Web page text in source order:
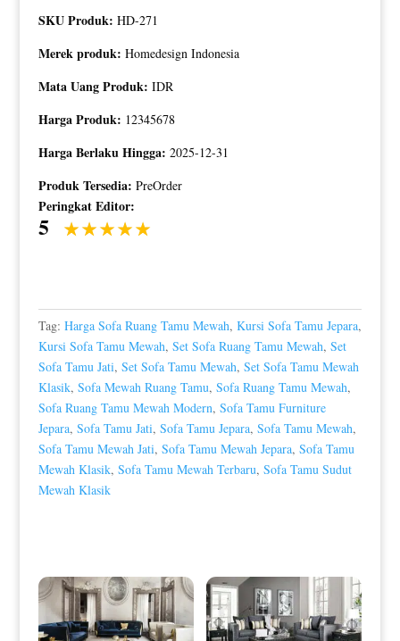
SKU Produk: HD-271
Merek produk: Homedesign Indonesia
Mata Uang Produk: IDR
Harga Produk: 12345678
Harga Berlaku Hingga: 2025-12-31
Produk Tersedia: PreOrder
Peringkat Editor:
5
Tag: Harga Sofa Ruang Tamu Mewah, Kursi Sofa Tamu Jepara,
Kursi Sofa Tamu Mewah, Set Sofa Ruang Tamu Mewah, Set
Sofa Tamu Jati, Set Sofa Tamu Mewah, Set Sofa Tamu Mewah
Klasik, Sofa Mewah Ruang Tamu, Sofa Ruang Tamu Mewah,
Sofa Ruang Tamu Mewah Modern, Sofa Tamu Furniture
Jepara, Sofa Tamu Jati, Sofa Tamu Jepara, Sofa Tamu Mewah,
Sofa Tamu Mewah Jati, Sofa Tamu Mewah Jepara, Sofa Tamu
Mewah Klasik, Sofa Tamu Mewah Terbaru, Sofa Tamu Sudut
Mewah Klasik